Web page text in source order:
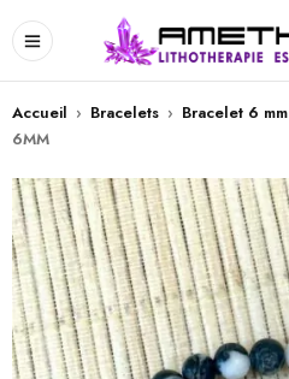
Accueil › Bracelets › Bracelet 6 mm
6MM